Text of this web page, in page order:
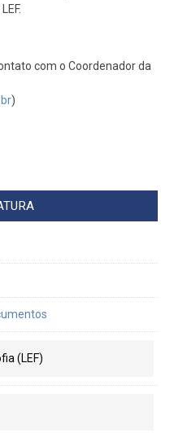
com o Coordenador da
)
(LEF)